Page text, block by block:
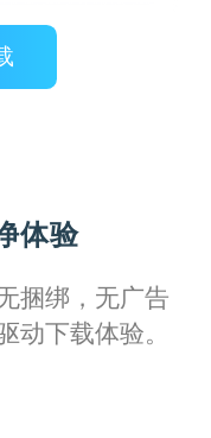
体验
捆绑，无广告
动下载体验。
提供了全方
题会耽误工